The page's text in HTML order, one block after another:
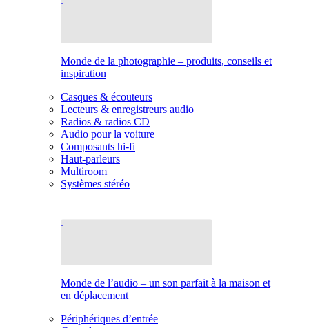
Monde de la photographie – produits, conseils et
inspiration
Casques & écouteurs
Lecteurs & enregistreurs audio
Radios & radios CD
Audio pour la voiture
Composants hi-fi
Haut-parleurs
Multiroom
Systèmes stéréo
Monde de l’audio – un son parfait à la maison et
en déplacement
Périphériques d’entrée